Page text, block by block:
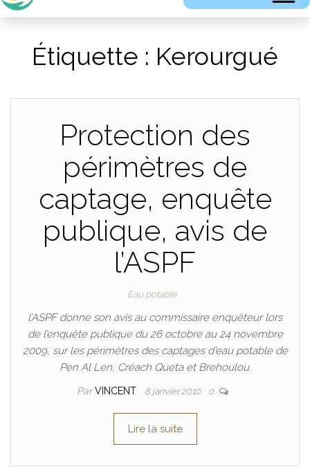
Étiquette : Kerourgué
Protection des
périmètres de
captage, enquête
publique, avis de
l’ASPF
Eau potable
l’ASPF donne son avis au commissaire enquêteur lors
de l’enquête publique du 26 octobre au 24 novembre
2009, sur les périmètres des captages d’eau potable de
Pen Al Len, Créach Queta et Brehoulou.
ParVINCENT 8 janvier 2010 0
Lire la suite